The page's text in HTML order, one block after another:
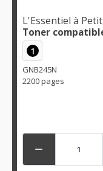
L'Essentiel à
Toner
1
GNB245N
2200 pages
